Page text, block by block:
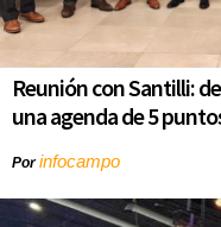
Reunión con Santilli:
una agenda de 5
Porinfocampo